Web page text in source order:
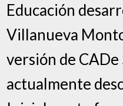
Educación
Villanueva
versión de CADe
actualmente